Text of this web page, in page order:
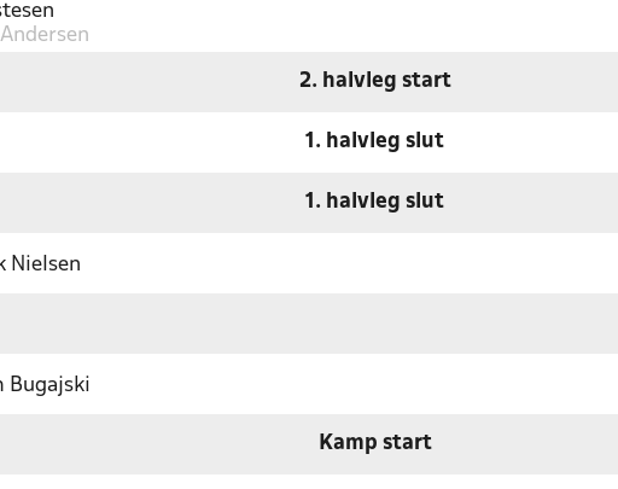
2. halvleg start
1. halvleg slut
1. halvleg slut
Nielsen
Bugajski
Kamp start